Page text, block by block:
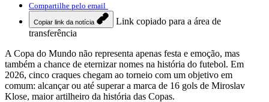
Compartilhe pelo email
Copiar link da notícia
Link copiado para a área de
transferência
A Copa do Mundo não representa apenas festa e emoção, mas
também a chance de eternizar nomes na história do futebol. Em
2026, cinco craques chegam ao torneio com um objetivo em
comum: alcançar ou até superar a marca de 16 gols de Miroslav
Klose, maior artilheiro da história das Copas.